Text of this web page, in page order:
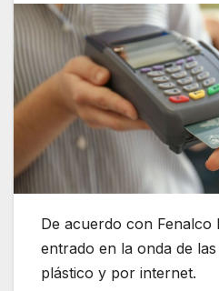
De acuerdo con Fenalco
entrado en la onda de
plástico y por internet.